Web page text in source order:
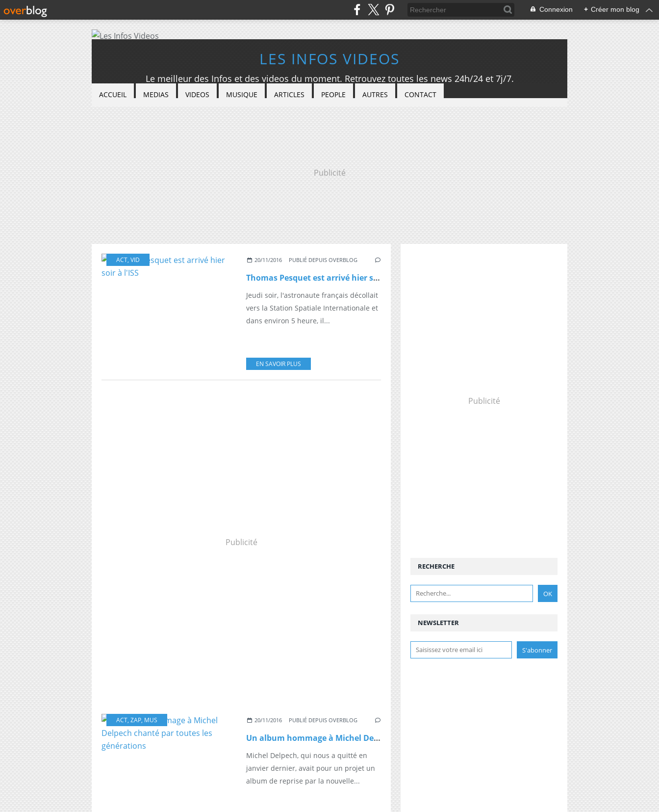
Connexion + Créer mon blog
LES INFOS VIDEOS
Le meilleur des Infos et des videos du moment. Retrouvez toutes les news 24h/24 et 7j/7.
ACCUEIL MEDIAS VIDEOS MUSIQUE ARTICLES PEOPLE AUTRES CONTACT
Publicité
ACT, VID 20/11/2016 PUBLIÉ DEPUIS OVERBLOG
Thomas Pesquet est arrivé hier soir à l'ISS
Jeudi soir, l'astronaute français décollait
vers la Station Spatiale Internationale et
dans environ 5 heure, il...
EN SAVOIR PLUS
Publicité
ACT, ZAP, MUS 20/11/2016 PUBLIÉ DEPUIS OVERBLOG
Un album hommage à Michel Delpech chanté par toutes les générations
Michel Delpech, qui nous a quitté en
janvier dernier, avait pour un projet un
album de reprise par la nouvelle...
Publicité
NEWSLETTER
RECHERCHE